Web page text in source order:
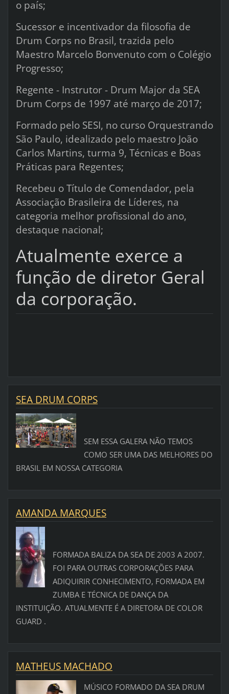
o país;
Sucessor e incentivador da filosofia de
Drum Corps no Brasil, trazida pelo
Maestro Marcelo Bonvenuto com o Colégio
Progresso;
Regente - Instrutor - Drum Major da SEA
Drum Corps de 1997 até março de 2017;
Formado pelo SESI, no curso Orquestrando
São Paulo, idealizado pelo maestro João
Carlos Martins, turma 9, Técnicas e Boas
Práticas para Regentes;
Recebeu o Título de Comendador, pela
Associação Brasileira de Líderes, na
categoria melhor profissional do ano,
destaque nacional;
Atualmente exerce a
função de diretor Geral
da corporação.
SEA DRUM CORPS
SEM ESSA GALERA NÃO TEMOS
COMO SER UMA DAS MELHORES DO
BRASIL EM NOSSA CATEGORIA
AMANDA MARQUES
FORMADA BALIZA DA SEA DE 2003 A 2007.
FOI PARA OUTRAS CORPORAÇÕES PARA
ADIQUIRIR CONHECIMENTO, FORMADA EM
ZUMBA E TÉCNICA DE DANÇA DA
INSTITUIÇÃO. ATUALMENTE É A DIRETORA DE COLOR
GUARD .
MATHEUS MACHADO
MÚSICO FORMADO DA SEA DRUM